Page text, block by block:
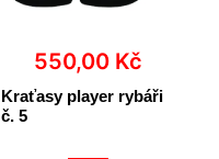
550,00 Kč
Kraťasy player rybáři
č. 5